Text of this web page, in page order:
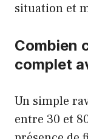
situation et
Combien
complet
Un simple
entre 30 et